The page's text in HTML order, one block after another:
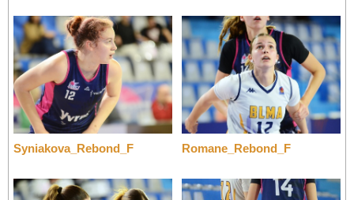
Syniakova_Rebond_F Romane_Rebond_F